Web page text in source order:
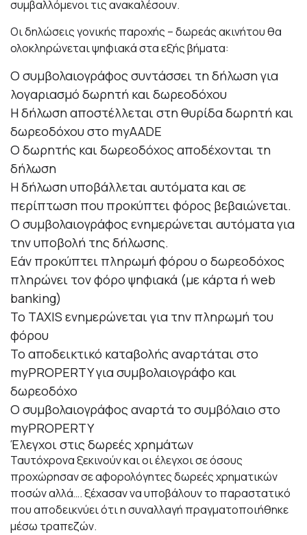
συμβαλλόμενοι τις ανακαλέσουν.
Οι δηλώσεις γονικής παροχής – δωρεάς ακινήτου θα
ολοκληρώνεται ψηφιακά στα εξής βήματα:
Ο συμβολαιογράφος συντάσσει τη δήλωση για
λογαριασμό δωρητή και δωρεοδόχου
Η δήλωση αποστέλλεται στη θυρίδα δωρητή και
δωρεοδόχου στο myAADE
O δωρητής και δωρεοδόχος αποδέχονται τη
δήλωση
Η δήλωση υποβάλλεται αυτόματα και σε
περίπτωση που προκύπτει φόρος βεβαιώνεται.
Ο συμβολαιογράφος ενημερώνεται αυτόματα για
την υποβολή της δήλωσης.
Εάν προκύπτει πληρωμή φόρου ο δωρεοδόχος
πληρώνει τον φόρο ψηφιακά (με κάρτα ή web
banking)
Το TAXIS ενημερώνεται για την πληρωμή του
φόρου
Το αποδεικτικό καταβολής αναρτάται στο
myPROPERTY για συμβολαιογράφο και
δωρεοδόχο
Ο συμβολαιογράφος αναρτά το συμβόλαιο στo
myPROPERTY
Έλεγχοι στις δωρεές χρημάτων
Ταυτόχρονα ξεκινούν και οι έλεγχοι σε όσους
προχώρησαν σε αφορολόγητες δωρεές χρηματικών
ποσών αλλά…. ξέχασαν να υποβάλουν το παραστατικό
που αποδεικνύει ότι η συναλλαγή πραγματοποιήθηκε
μέσω τραπεζών.